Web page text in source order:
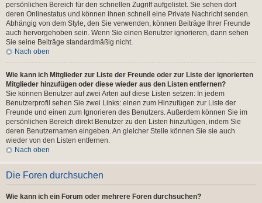
persönlichen Bereich für den schnellen Zugriff aufgelistet. Sie sehen dort
deren Onlinestatus und können ihnen schnell eine Private Nachricht senden.
Abhängig von dem Style, den Sie verwenden, können Beiträge Ihrer Freunde
auch hervorgehoben sein. Wenn Sie einen Benutzer ignorieren, dann sehen
Sie seine Beiträge standardmäßig nicht.
Nach oben
Wie kann ich Mitglieder zur Liste der Freunde oder zur Liste der ignorierten
Mitglieder hinzufügen oder diese wieder aus den Listen entfernen?
Sie können Benutzer auf zwei Arten auf diese Listen setzen: In jedem
Benutzerprofil sehen Sie zwei Links: einen zum Hinzufügen zur Liste der
Freunde und einen zum Ignorieren des Benutzers. Außerdem können Sie im
persönlichen Bereich direkt Benutzer zu den Listen hinzufügen, indem Sie
deren Benutzernamen eingeben. An gleicher Stelle können Sie sie auch
wieder von den Listen entfernen.
Nach oben
Die Foren durchsuchen
Wie kann ich ein Forum oder mehrere Foren durchsuchen?